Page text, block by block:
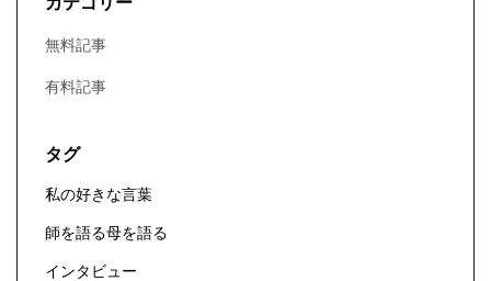
無料記事
有料記事
タグ
私の好きな言葉
師を語る母を語る
インタビュー